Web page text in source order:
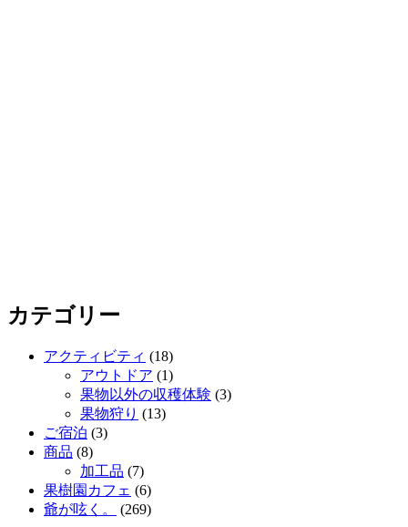
カテゴリー
アクティビティ (18)
アウトドア (1)
果物以外の収穫体験 (3)
果物狩り (13)
ご宿泊 (3)
商品 (8)
加工品 (7)
果樹園カフェ (6)
爺が呟く。
(269)